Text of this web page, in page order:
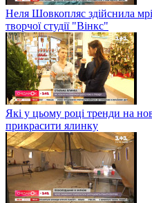
Неля Шовкопляс здійснила
творчої студії "Вінкс"
Які у цьому році тренди на
прикрасити ялинку